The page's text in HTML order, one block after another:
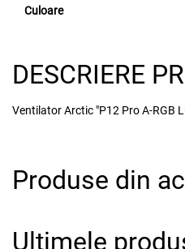
Culoare
DESCRIERE
Ventilator Arctic "P12 Pro A-RGB
Produse din
Ultimele